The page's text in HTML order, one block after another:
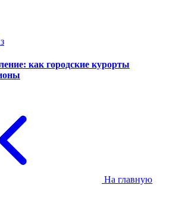
как городские курорты
На главную